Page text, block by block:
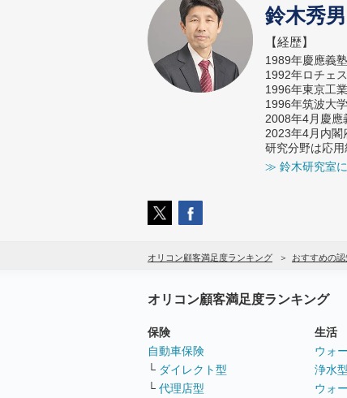
鈴木秀男
【経歴】
1989年慶應義
1992年ロチェ
1996年東京工
1996年筑波大
2008年4月慶應
2023年4月内閣
研究分野は応用
≫ 鈴木研究室
オリコン顧客満足度ランキング おすすめの
オリコン顧客満足度ランキング
保険
自動車保険
└ ダイレクト型
└ 代理店型
生活
ウォ
浄水型
ウォ